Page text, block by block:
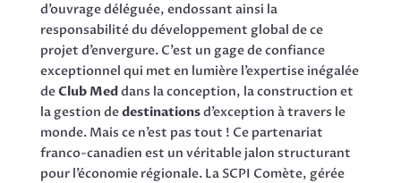
d’ouvrage déléguée, endossant ainsi la
responsabilité du développement global de ce
projet d’envergure. C’est un gage de confiance
exceptionnel qui met en lumière l’expertise inégalée
deClub Meddans la conception, la construction et
la gestion dedestinationsd’exception à travers le
monde. Mais ce n’est pas tout ! Ce partenariat
franco-canadien est un véritable jalon structurant
pour l’économie régionale. La SCPI Comète, gérée